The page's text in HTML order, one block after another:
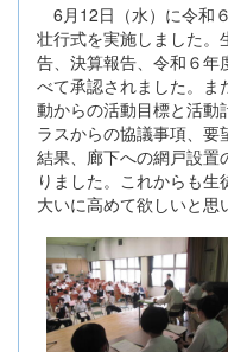
6月12日（水）に令和
壮行式を実施しました。
告、決算報告、令和６年
べて承認されました。ま
動からの活動目標と活動
ラスからの協議事項、要
結果、廊下への網戸設置
りました。これからも
大いに高めて欲しいと思